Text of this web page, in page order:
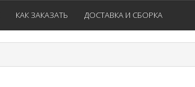
КАК ЗАКАЗАТЬ ДОСТАВКА И СБОРКА